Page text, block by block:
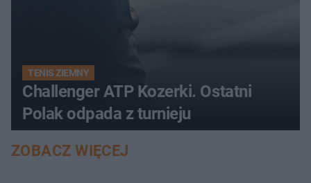
TENIS ZIEMNY
Challenger ATP Kozerki. Ostatni
Polak odpada z turnieju
ZOBACZ WIĘCEJ